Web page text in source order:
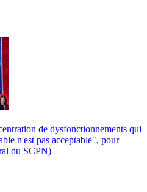
de dysfonctionnements qui
n'est pas acceptable", pour
du SCPN)